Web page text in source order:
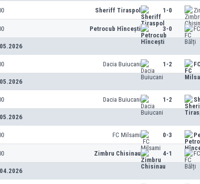
Sheriff Tiraspol 1-0
Petrocub Hîncești 3-0
Dacia Buiucani 1-2
Dacia Buiucani 1-2
FC Milsami 0-3
Zimbru Chisinau 4-1